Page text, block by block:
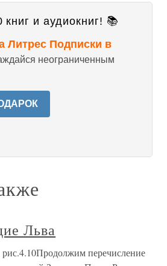
и аудиокниг! 📚
Литрес Подписки в
неограниченным
Льва
рис.4.10Продолжим перечисление